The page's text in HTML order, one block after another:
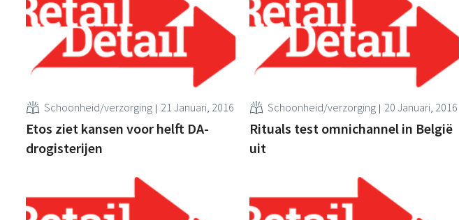
Schoonheid/verzorging 21 Januari, 2016
Etos ziet kansen voor helft DA-
drogisterijen
Schoonheid/verzorging 20 Januari, 2016
Rituals test omnichannel in België
uit